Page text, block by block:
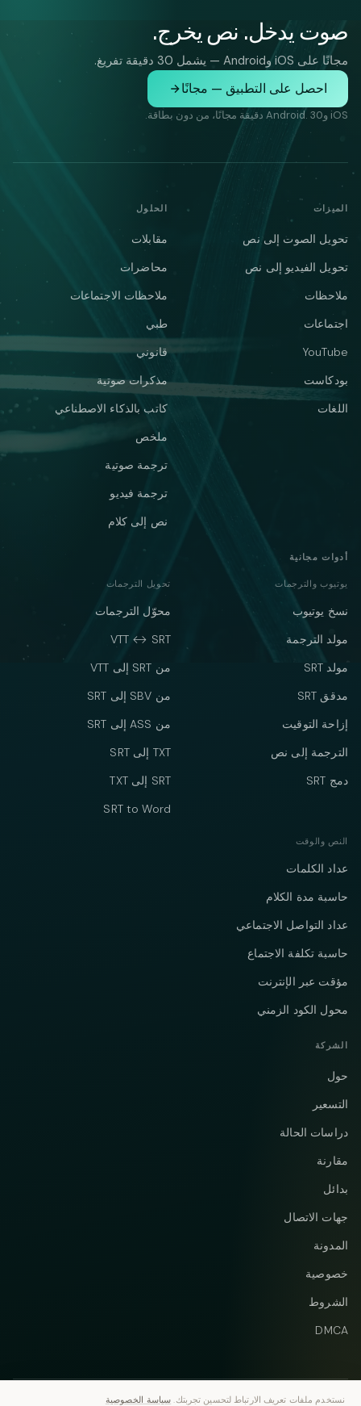
صوت يدخل. نص يخرج.
مجانًا على iOS وAndroid — يشمل 30 دقيقة تفريغ.
احصل على التطبيق — مجانًا
iOS وAndroid. 30 دقيقة مجانًا، من دون بطاقة.
الميزات
تحويل الصوت إلى نص
تحويل الفيديو إلى نص
ملاحظات
اجتماعات
YouTube
بودكاست
اللغات
الحلول
مقابلات
محاضرات
ملاحظات الاجتماعات
طبي
قانوني
مذكرات صوتية
كاتب بالذكاء الاصطناعي
ملخص
ترجمة صوتية
ترجمة فيديو
نص إلى كلام
أدوات مجانية
يوتيوب والترجمات
نسخ يوتيوب
مولد الترجمة
مولد SRT
مدقق SRT
إزاحة التوقيت
الترجمة إلى نص
دمج SRT
تحويل الترجمات
محوّل الترجمات
VTT ↔ SRT
من SRT إلى VTT
من SBV إلى SRT
من ASS إلى SRT
TXT إلى SRT
SRT إلى TXT
SRT to Word
النص والوقت
عداد الكلمات
حاسبة مدة الكلام
عداد التواصل الاجتماعي
حاسبة تكلفة الاجتماع
مؤقت عبر الإنترنت
محول الكود الزمني
الشركة
حول
التسعير
دراسات الحالة
مقارنة
بدائل
جهات الاتصال
المدونة
خصوصية
الشروط
DMCA
نستخدم ملفات تعريف الارتباط لتحسين تجربتك. سياسة الخصوصية